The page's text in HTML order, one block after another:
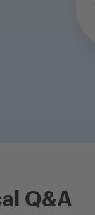
Q&A